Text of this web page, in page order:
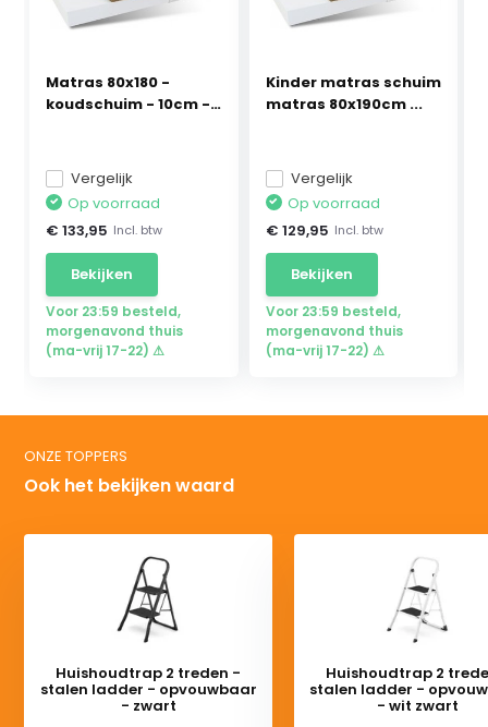
Matras 80x180 -
koudschuim - 10cm -
Vergelijk
Op voorraad
€ 133,95 Incl. btw
Bekijken
Voor 23:59 besteld,
morgenavond thuis
(ma-vrij 17-22) ⚠
Kinder matras schuim
matras 80x190cm ...
Vergelijk
Op voorraad
€ 129,95 Incl. btw
Bekijken
Voor 23:59 besteld,
morgenavond thuis
(ma-vrij 17-22) ⚠
ONZE TOPPERS
Ook het bekijken waard
Huishoudtrap 2 treden -
stalen ladder - opvouwbaar
- zwart
Huishoudtrap 2
stalen ladder -
- wit zwart